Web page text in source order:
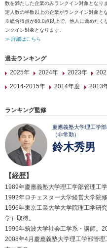
数を満たした企業のみランクイン対象となり
定人数の半数以上の企業がランクイン対象と
※総合得点が60.0点以上で、他人に薦めたく
ンクイン対象となります。
≫ 詳細はこちら
過去ランキング
2025年
2024年 2023年
2014-2015年
2014年度 2013
ランキング監修
慶應義塾大学理工学
（非常勤）
鈴木秀男
【経歴】
1989年慶應義塾大学理工学部管理工学
1992年ロチェスター大学経営大学院修
1996年東京工業大学大学院理工学研
学）取得。
1996年筑波大学社会工学系・講師。
2008年4月慶應義塾大学理工学部管